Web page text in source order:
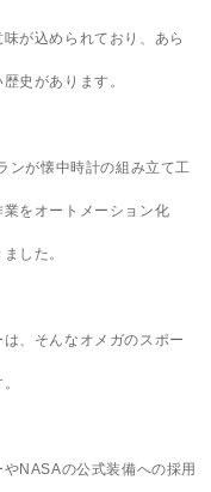
が込められており、あら
史があります。
ンが懐中時計の組み立て工
をオートメーション化
した。
、そんなオメガのスポー
NASAの公式装備への採用